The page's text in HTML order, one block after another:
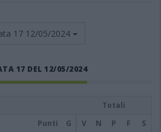
17 12/05/2024
17 DEL 12/05/2024
Totali
Punti G V N P F S